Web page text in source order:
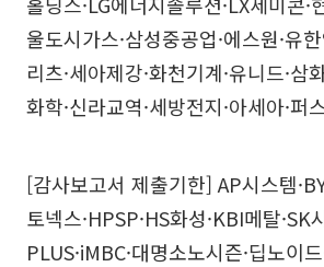
울도시가스·삼성중공업·에스원·유
리츠·세아제강·화천기계·유니드·삼
화학·신라교역·세방전지·아세아·퍼
[감사보고서 제출기한] AP시스템
토넥스·HPSP·HS화성·KBI메탈·SK
PLUS·iMBC·대명소노시즌·딥노이